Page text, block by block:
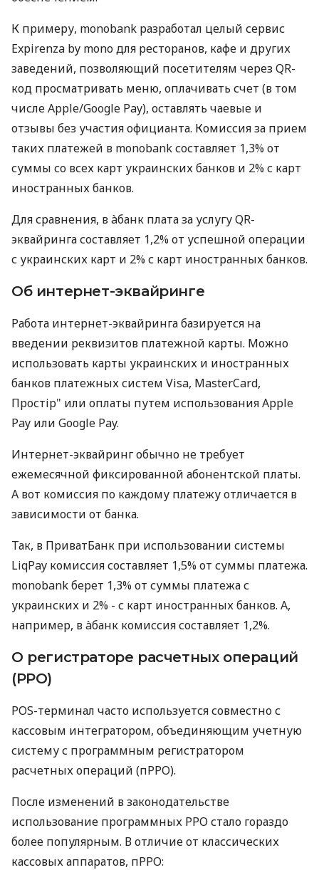
К примеру, monobank разработал целый сервис
Expirenza by mono для ресторанов, кафе и других
заведений, позволяющий посетителям через QR-
код просматривать меню, оплачивать счет (в том
числе Apple/Google Pay), оставлять чаевые и
отзывы без участия официанта. Комиссия за прием
таких платежей в monobank составляет 1,3% от
суммы со всех карт украинских банков и 2% с карт
иностранных банков.
Для сравнения, в àбанк плата за услугу QR-
эквайринга составляет 1,2% от успешной операции
с украинских карт и 2% с карт иностранных банков.
Об интернет-эквайринге
Работа интернет-эквайринга базируется на
введении реквизитов платежной карты. Можно
использовать карты украинских и иностранных
банков платежных систем Visa, MasterCard,
Простір" или оплаты путем использования Apple
Pay или Google Pay.
Интернет-эквайринг обычно не требует
ежемесячной фиксированной абонентской платы.
А вот комиссия по каждому платежу отличается в
зависимости от банка.
Так, в ПриватБанк при использовании системы
LiqPay комиссия составляет 1,5% от суммы платежа.
monobank берет 1,3% от суммы платежа с
украинских и 2% - с карт иностранных банков. А,
например, в àбанк комиссия составляет 1,2%.
О регистраторе расчетных операций
(РРО)
POS-терминал часто используется совместно с
кассовым интегратором, объединяющим учетную
систему с программным регистратором
расчетных операций (пРРО).
После изменений в законодательстве
использование программных РРО стало гораздо
более популярным. В отличие от классических
кассовых аппаратов, пРРО: